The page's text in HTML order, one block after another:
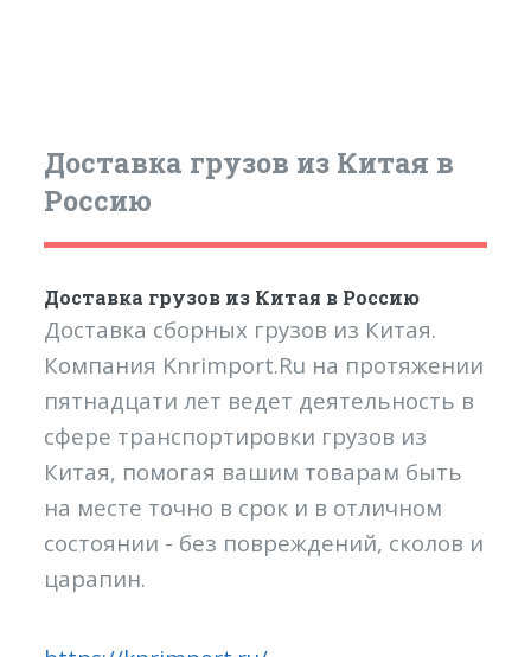
Доставка грузов из Китая в
Россию
Доставка грузов из Китая в Россию
Доставка сборных грузов из Китая.
Компания Knrimport.Ru на протяжении
пятнадцати лет ведет деятельность в
сфере транспортировки грузов из
Китая, помогая вашим товарам быть
на месте точно в срок и в отличном
состоянии - без повреждений, сколов и
царапин.